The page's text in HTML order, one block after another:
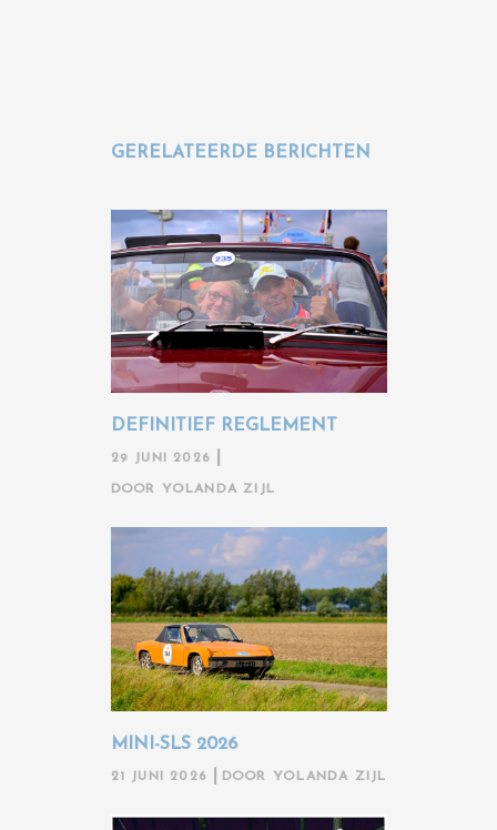
GERELATEERDE BERICHTEN
DEFINITIEF REGLEMENT
29 JUNI 2026
DOOR YOLANDA ZIJL
MINI-SLS 2026
21 JUNI 2026 DOOR YOLANDA ZIJL